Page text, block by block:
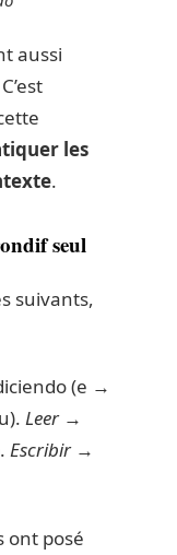
aussi
les
.
seul
suivants,
(e →
Leer→
Escribir→
ont posé